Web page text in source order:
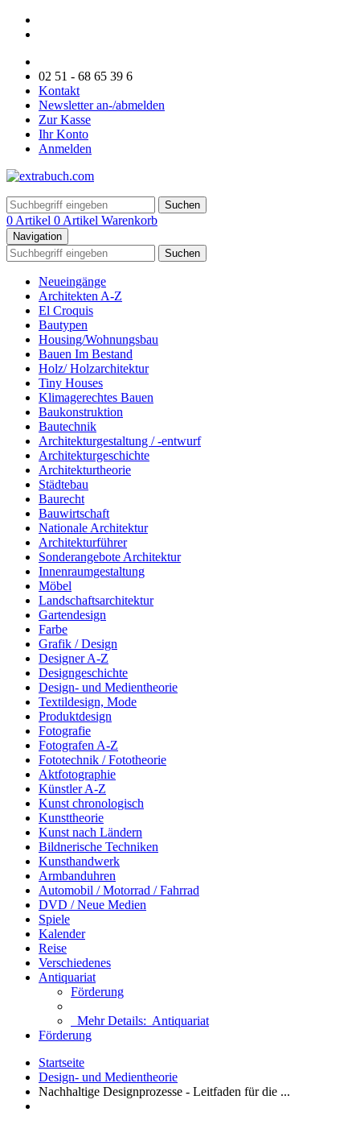
02 51 - 68 65 39 6
Kontakt
Newsletter an-/abmelden
Zur Kasse
Ihr Konto
Anmelden
Suchen
0 Artikel 0 Artikel Warenkorb
Navigation
Suchen
Neueingänge
Architekten A-Z
El Croquis
Bautypen
Housing/Wohnungsbau
Bauen Im Bestand
Holz/ Holzarchitektur
Tiny Houses
Klimagerechtes Bauen
Baukonstruktion
Bautechnik
Architekturgestaltung / -entwurf
Architekturgeschichte
Architekturtheorie
Städtebau
Baurecht
Bauwirtschaft
Nationale Architektur
Architekturführer
Sonderangebote Architektur
Innenraumgestaltung
Möbel
Landschaftsarchitektur
Gartendesign
Farbe
Grafik / Design
Designer A-Z
Designgeschichte
Design- und Medientheorie
Textildesign, Mode
Produktdesign
Fotografie
Fotografen A-Z
Fototechnik / Fototheorie
Aktfotographie
Künstler A-Z
Kunst chronologisch
Kunsttheorie
Kunst nach Ländern
Bildnerische Techniken
Kunsthandwerk
Armbanduhren
Automobil / Motorrad / Fahrrad
DVD / Neue Medien
Spiele
Kalender
Reise
Verschiedenes
Antiquariat
Förderung
Mehr Details: Antiquariat
Förderung
Startseite
Design- und Medientheorie
Nachhaltige Designprozesse - Leitfaden für die ...